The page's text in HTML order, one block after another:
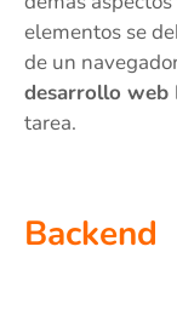
elementos se
de un
desarrollo web
tarea.
Backend